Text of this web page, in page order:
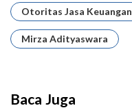
Otoritas Jasa Keuangan
Mirza Adityaswara
Baca Juga